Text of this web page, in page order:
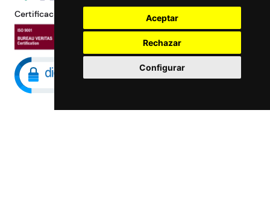
Aceptar
Rechazar
Configurar
Certificaciones